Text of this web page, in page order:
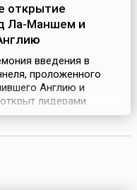
открытие
Ла-Маншем и
введения в
проложенного
Англию и
лидерами
sous la Manche, англ.